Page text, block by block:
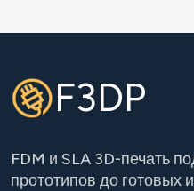
F3DP
FDM и SLA 3D-печать
прототипов до